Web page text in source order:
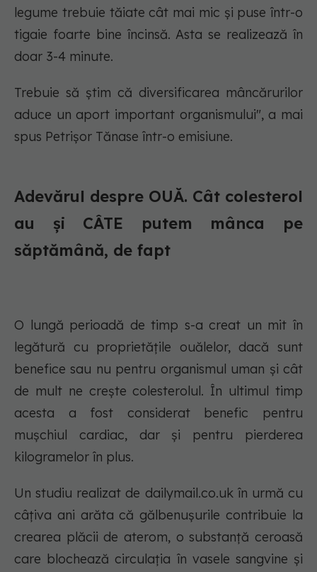
legume trebuie tăiate cât mai mic și puse într-o
tigaie foarte bine încinsă. Asta se realizează în
doar 3-4 minute.
Trebuie să știm că diversificarea mâncărurilor
aduce un aport important organismului", a mai
spus Petrișor Tănase într-o emisiune.
Adevărul despre OUĂ. Cât colesterol
au și CÂTE putem mânca pe
săptămână, de fapt
O lungă perioadă de timp s-a creat un mit în
legătură cu proprietățile ouălelor, dacă sunt
benefice sau nu pentru organismul uman și cât
de mult ne crește colesterolul. În ultimul timp
acesta a fost considerat benefic pentru
mușchiul cardiac, dar și pentru pierderea
kilogramelor în plus.
Un studiu realizat de dailymail.co.uk în urmă cu
câțiva ani arăta că gălbenușurile contribuie la
crearea plăcii de aterom, o substanţă ceroasă
care blochează circulaţia în vasele sangvine şi